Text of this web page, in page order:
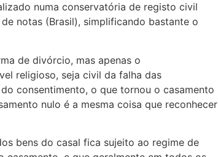
numa conservatória de registo civil
notas (Brasil), simplificando bastante o
de divórcio, mas apenas o
religioso, seja civil da falha das
consentimento, o que tornou o casamento
nulo é a mesma coisa que reconhecer
bens do casal fica sujeito ao regime de